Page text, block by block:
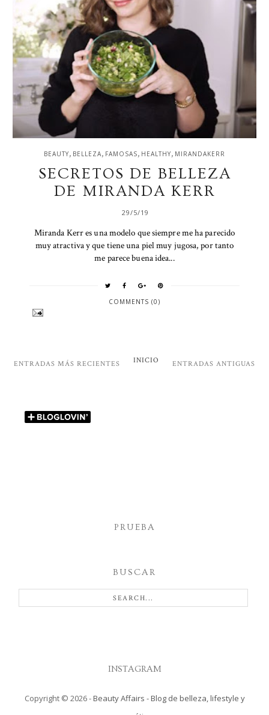
BEAUTY, BELLEZA, FAMOSAS, HEALTHY, MIRANDAKERR
SECRETOS DE BELLEZA
DE MIRANDA KERR
29/5/19
Miranda Kerr es una modelo que siempre me ha parecido
muy atractiva y que tiene una piel muy jugosa, por tanto
me parece buena idea...
COMMENTS (0)
ENTRADAS MÁS RECIENTES ENTRADAS ANTIGUAS
INICIO
PRUEBA
BUSCAR
INSTAGRAM
Copyright © 2026-Beauty Affairs - Blog de belleza, lifestyle y